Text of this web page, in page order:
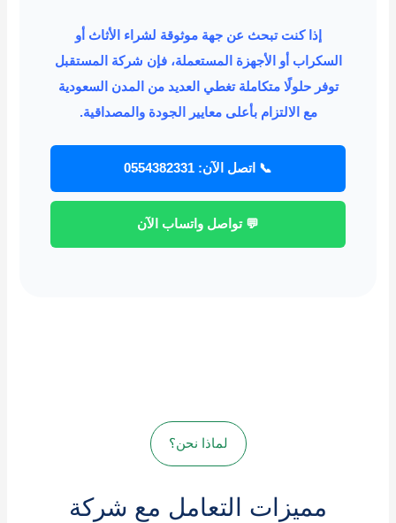
إذا كنت تبحث عن جهة موثوقة لشراء الأثاث أو
السكراب أو الأجهزة المستعملة، فإن شركة المستقبل
توفر حلولًا متكاملة تغطي العديد من المدن السعودية
مع الالتزام بأعلى معايير الجودة والمصداقية.
📞 اتصل الآن: 0554382331
💬 تواصل واتساب الآن
لماذا نحن؟
مميزات التعامل مع شركة